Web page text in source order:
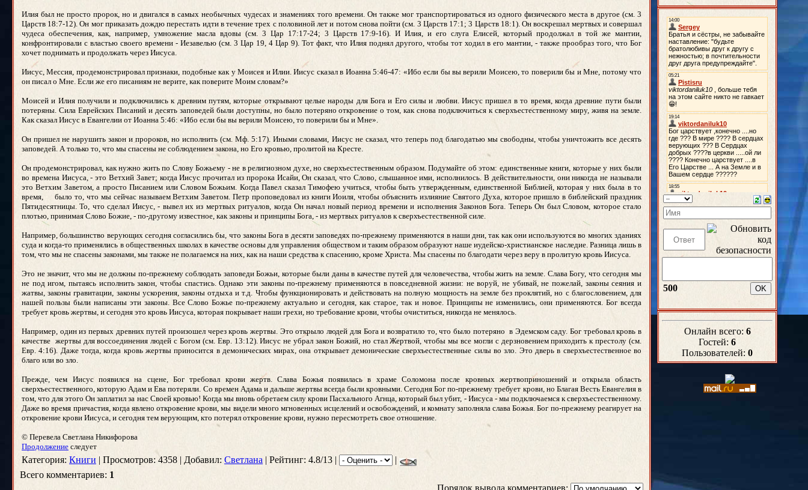
Илия был не просто пророк, но и двигался в самых необычных чудесах и знамениях того времени. Он также мог транспортироваться из одного физического места в другое (см. 3
Царств 18:7-12). Он мог приказать дождю перестать идти в течение трех с половиной лет и потом снова пойти (см. 3 Царств 17:1; 3 Царств 18:1). Он воскрешал мертвых и совершал
чудеса обеспечения, как, например, умножение масла вдовы (см. 3 Цар 17:17-24; 3 Царств 17:9-16). И Илия, и его слуга Елисей, который продолжал в той же мантии,
конфронтировали с властью своего времени - Иезавелью (см. 3 Цар 19, 4 Цар 9). Тот факт, что Илия поднял другого, чтобы тот ходил в его мантии, - также прообраз того, что Бог
хочет поднимать и продолжать через Иисуса.
Иисус, Мессия, продемонстрировал признаки, подобные как у Моисея и Илии. Иисус сказал в Иоанна 5:46-47: «Ибо если бы вы верили Моисею, то поверили бы и Мне, потому что
он писал о Мне. Если же его писаниям не верите, как поверите Моим словам?»
Моисей и Илия получили и подключились к древним путям, которые открывают целые народы для Бога и Его силы и любви. Иисус пришел в то время, когда древние пути были
потеряны. Сила Еврейских Писаний и десять заповедей были доступны, но было потеряно откровение о том, как снова подключиться к сверхъестественному миру, живя на земле.
Как сказал Иисус в Евангелии от Иоанна 5:46: «Ибо если бы вы верили Моисею, то поверили бы и Мне».
Он пришел не нарушить закон и пророков, но исполнить (см. Мф. 5:17). Иными словами, Иисус не сказал, что теперь под благодатью мы свободны, чтобы уничтожить все десять
заповедей. А только то, что мы спасены не соблюдением закона, но Его кровью, пролитой на Кресте.
Он продемонстрировал, как нужно жить по Слову Божьему - не в религиозном духе, но сверхъестественным образом. Подумайте об этом: единственные книги, которые у них были
во времена Иисуса, - это Ветхий Завет; когда Иисус прочитал из пророка Исайи, Он сказал, что Слово, слышанное ими, исполнилось. В действительности, они никогда не называли
это Ветхим Заветом, а просто Писанием или Словом Божьим. Когда Павел сказал Тимофею учиться, чтобы быть утвержденным, единственной Библией, которая у них была в то
время, было то, что мы сейчас называем Ветхим Заветом. Петр проповедовал из книги Иоиля, чтобы объяснить излияние Святого Духа, которое пришло в библейский праздник
Пятидесятницы. То, что сделал Иисус, - вывел их из мертвых ритуалов, когда Он начал новый период времени и исполнения Законов Бога. Теперь Он был Словом, которое стало
плотью, принимая Слово Божие, - по-другому известное, как законы и принципы Бога, - из мертвых ритуалов к сверхъестественной силе.
Например, большинство верующих сегодня согласились бы, что законы Бога в десяти заповедях по-прежнему применяются в наши дни, так как они используются во многих зданиях
суда и когда-то применялись в общественных школах в качестве основы для управления обществом и таким образом образуют наше иудейско-христианское наследие. Разница лишь в
том, что мы не спасены законами, мы также не полагаемся на них, как на наши средства к спасению, кроме Христа. Мы спасены по благодати через веру в пролитую кровь Иисуса.
Это не значит, что мы не должны по-прежнему соблюдать заповеди Божьи, которые были даны в качестве путей для человечества, чтобы жить на земле. Слава Богу, что сегодня мы
не под игом, пытаясь исполнить закон, чтобы спастись. Однако эти законы по-прежнему применяются в повседневной жизни: не воруй, не убивай, не пожелай, законы сеяния и
жатвы, законы гравитации, законы ускорения, законы отдыха и т.д. Чтобы функционировать и действовать на полную мощность на земле без проклятий, но с благословением, для
нашей пользы были написаны эти законы. Все Слово Божье по-прежнему актуально и сегодня, как старое, так и новое. Принципы не изменились, они применяются. Бог всегда
требует кровь жертвы, и сегодня это кровь Иисуса, которая покрывает наши грехи, но требование крови, чтобы очиститься, никогда не менялось.
Например, один из первых древних путей произошел через кровь жертвы. Это открыло людей для Бога и возвратило то, что было потеряно в Эдемском саду. Бог требовал кровь в
качестве жертвы для воссоединения людей с Богом (см. Евр. 13:12). Иисус не убрал закон Божий, но стал Жертвой, чтобы мы все могли с дерзновением приходить к престолу (см.
Евр. 4:16). Даже тогда, когда кровь жертвы приносится в демонических мирах, она открывает демонические сверхъестественные силы во зло. Это дверь в сверхъестественное во
благо или во зло.
Прежде, чем Иисус появился на сцене, Бог требовал крови жертв. Слава Божья появилась в храме Соломона после кровных жертвоприношений и открыла область
сверхъестественного, которую Адам и Ева потеряли. Со времен Адама и дальше жертвы всегда были кровными. Сегодня Бог по-прежнему требует крови, но Благая Весть Евангелия в
том, что для этого Он заплатил за нас Своей кровью! Когда мы вновь обретаем силу крови Пасхального Агнца, который был убит, - Иисуса - мы подключаемся к сверхъестественному.
Даже во время причастия, когда явлено откровение крови, мы видели много мгновенных исцелений и освобождений, и комнату заполняла слава Божья. Бог по-прежнему реагирует на
откровение крови Иисуса, и сегодня тем верующим, кто потерял откровение крови, нужно пересмотреть свое отношение.
© Перевела Светлана Никифорова
Продолжение следует
Категория: Книги | Просмотров: 4358 | Добавил: Светлана | Рейтинг: 4.8/13 |
|
Всего комментариев: 1
Порядок вывода комментариев:
500
Онлайн всего: 6
Гостей: 6
Пользователей: 0